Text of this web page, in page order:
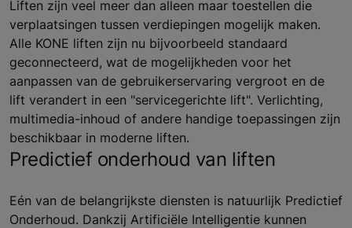
Liften zijn veel meer dan alleen maar toestellen die
verplaatsingen tussen verdiepingen mogelijk maken.
Alle KONE liften zijn nu bijvoorbeeld standaard
geconnecteerd, wat de mogelijkheden voor het
aanpassen van de gebruikerservaring vergroot en de
lift verandert in een "servicegerichte lift". Verlichting,
multimedia-inhoud of andere handige toepassingen zijn
beschikbaar in moderne liften.
Predictief onderhoud van liften
Eén van de belangrijkste diensten is natuurlijk Predictief
Onderhoud. Dankzij Artificiële Intelligentie kunnen